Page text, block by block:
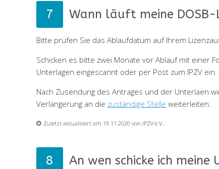
Wann läuft meine DOSB-
Bitte prüfen Sie das Ablaufdatum auf Ihrem
Schicken es bitte zwei Monate vor Ablauf mit einer
Unterlagen eingescannt oder per Post zum IPZV ein.
Nach Zusendung des Antrages und der Unterlaen
Verlängerung an die zuständige Stelle weiterleiten.
Zuletzt aktualisiert am 19.11.2020 von IPZV e.V..
An wen schicke ich